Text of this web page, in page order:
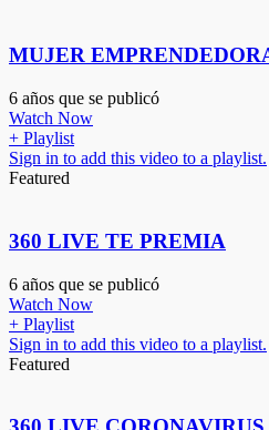
MUJER
6 años que se publicó
Watch Now
+ Playlist
Sign in to add this video to a playlist.
Featured
360 LIVE TE PREMIA
6 años que se publicó
Watch Now
+ Playlist
Sign in to add this video to a playlist.
Featured